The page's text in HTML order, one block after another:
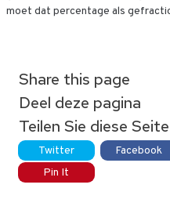
moet dat percentage als
Share this page
Deel deze pagina
Teilen Sie diese Seite
Twitter Facebook
Pin It